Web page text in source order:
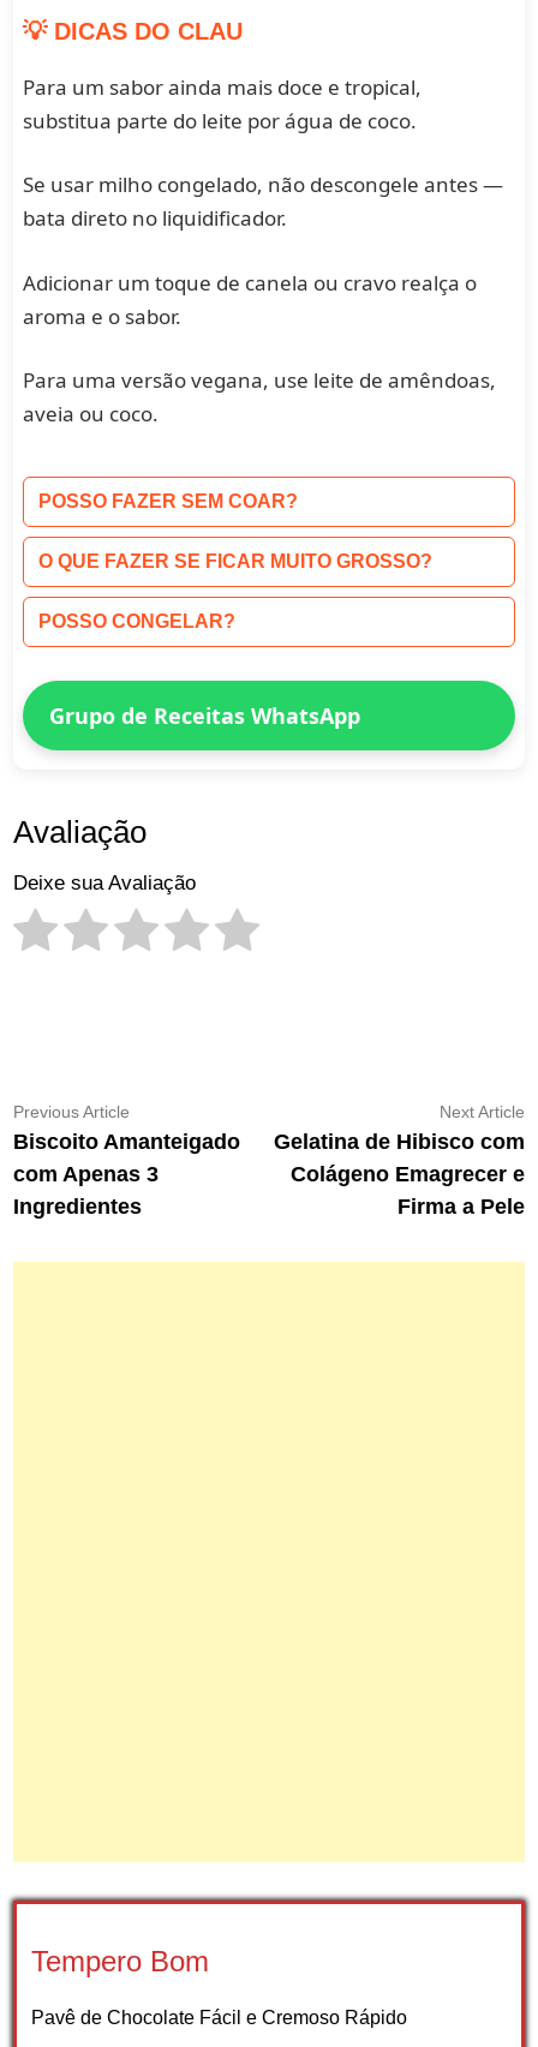
💡 DICAS DO CLAU
Para um sabor ainda mais doce e tropical,
substitua parte do leite por água de coco.
Se usar milho congelado, não descongele antes —
bata direto no liquidificador.
Adicionar um toque de canela ou cravo realça o
aroma e o sabor.
Para uma versão vegana, use leite de amêndoas,
aveia ou coco.
POSSO FAZER SEM COAR?
O QUE FAZER SE FICAR MUITO GROSSO?
POSSO CONGELAR?
Grupo de Receitas WhatsApp
Avaliação
Deixe sua Avaliação
Navegação
de
Post
Previous Article
article:
Biscoito Amanteigado
com Apenas 3
Ingredientes
Next Article
Gelatina de Hibisco com
Colágeno Emagrecer e
Firma a Pele
Tempero Bom
Pavê de Chocolate Fácil e Cremoso Rápido